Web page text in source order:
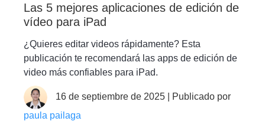
Las 5 mejores aplicaciones de edición de
vídeo para iPad
¿Quieres editar videos rápidamente? Esta
publicación te recomendará las apps de edición de
video más confiables para iPad.
16 de septiembre de 2025 | Publicado por
paula pailaga